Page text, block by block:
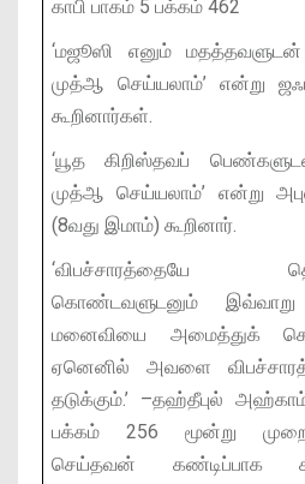
காபி பாகம் 5 பக்கம் 462
‘மஜூஸி எனும்
முத்ஆ செய்யலாம்’ என்று
கூறினார்கள்.
‘யூத கிறிஸ்தவப்
முத்ஆ செய்யலாம்’ என்று
(8வது இமாம்) கூறினார்.
‘விபச்சாரத்தையே
கொண்டவளுடனும்
மனைவியை அமைத்துக்
ஏனெனில் அவளை
தடுக்கும்.’ –தஹ்தீபுல்
பக்கம் 256 மூன்று
செய்தவன் கண்டிப்பாக